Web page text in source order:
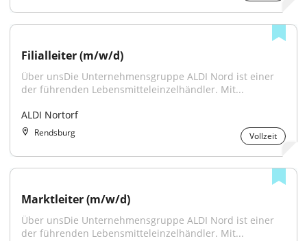
Filialleiter (m/w/d)
Über unsDie Unternehmensgruppe ALDI Nord ist einer
der führenden Lebensmitteleinzelhändler. Mit...
ALDI Nortorf
Rendsburg Vollzeit
Marktleiter (m/w/d)
Über unsDie Unternehmensgruppe ALDI Nord ist einer
der führenden Lebensmitteleinzelhändler. Mit...